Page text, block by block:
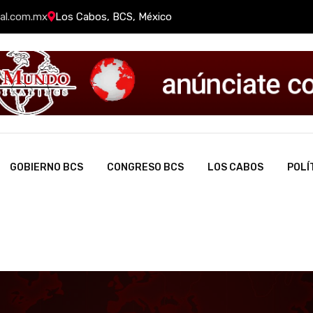
Los Cabos, BCS, México
GOBIERNO BCS CONGRESO BCS LOS CABOS